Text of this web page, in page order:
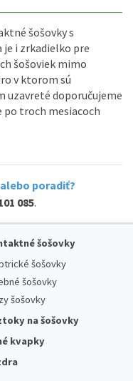
šošovky s
je i zrkadielko pre
šošoviek mimo
v ktorom sú
uzavreté doporučujeme
po troch mesiacoch
poradiť?
085.
šošovky
šošovky
šošovky
šošovky
na šošovky
kvapky